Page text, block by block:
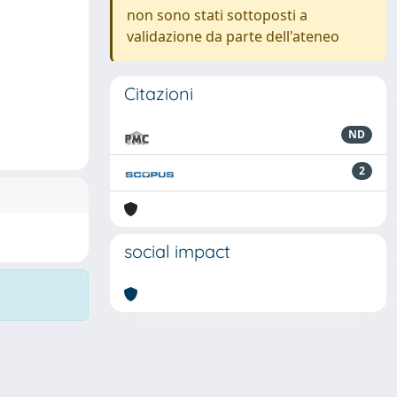
non sono stati sottoposti a
validazione da parte dell'ateneo
Citazioni
ND
2
social impact